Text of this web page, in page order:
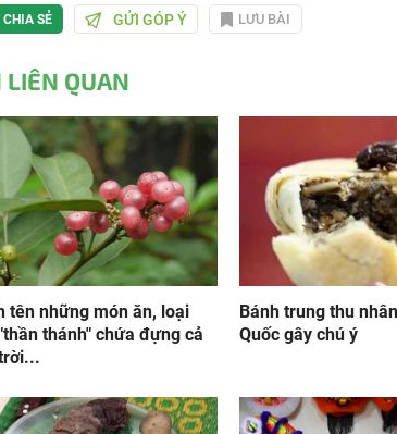
CHIA SẺ GỬI GÓP Ý LƯU BÀI
LIÊN QUAN
tên những món ăn, loại
thánh" chứa đựng cả
Bánh trung thu
Quốc gây chú ý